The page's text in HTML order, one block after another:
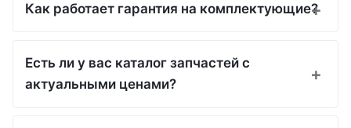
Как работает гарантия на комплектующие?
Есть ли у вас каталог запчастей с
актуальными ценами?